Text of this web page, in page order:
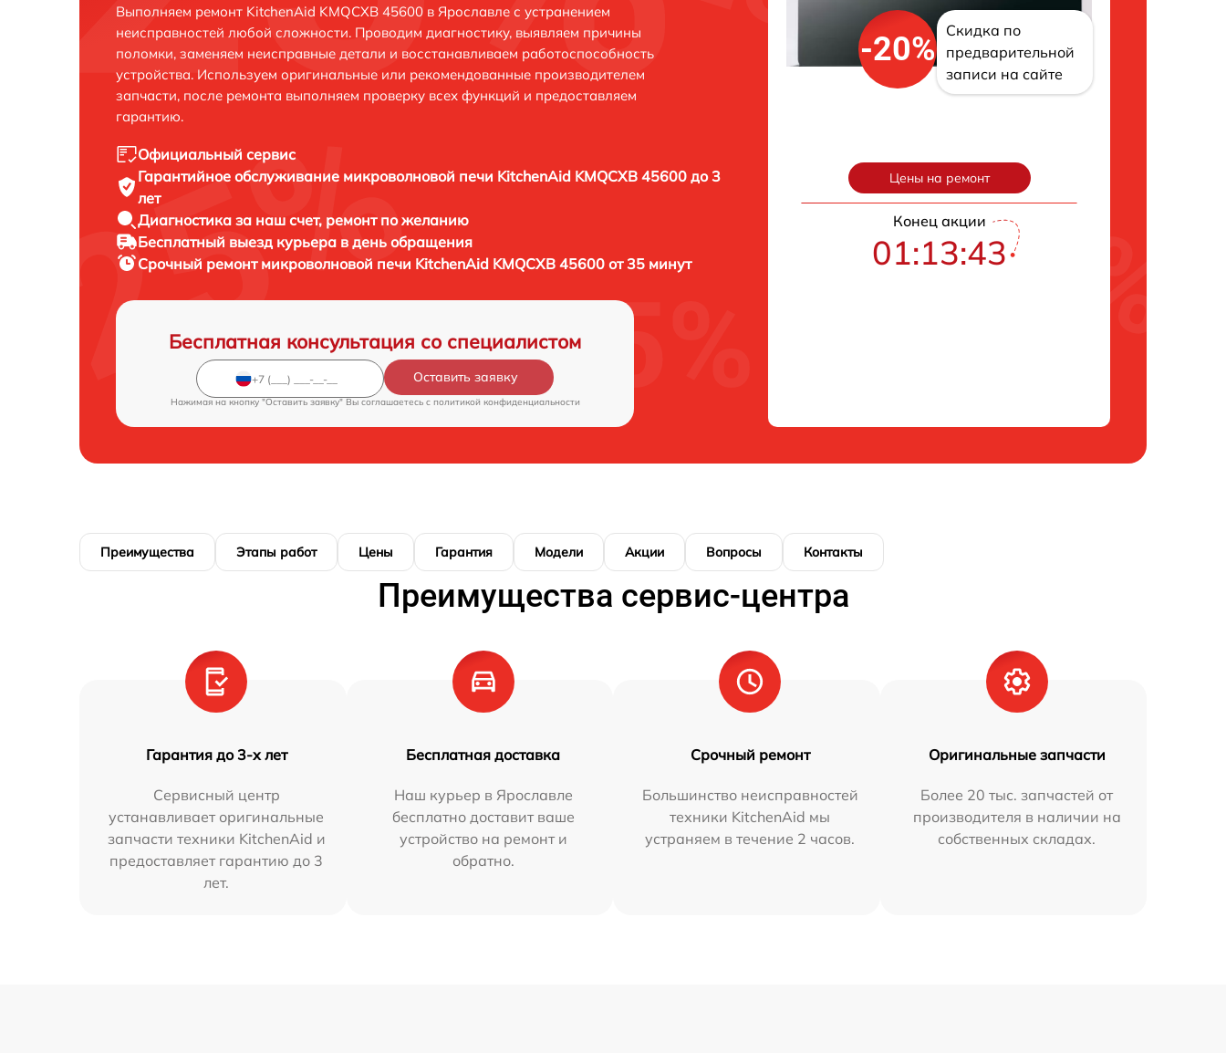
Выполняем ремонт KitchenAid KMQCXB 45600 в Ярославле с устранением
неисправностей любой сложности. Проводим диагностику, выявляем причины
поломки, заменяем неисправные детали и восстанавливаем работоспособность
устройства. Используем оригинальные или рекомендованные производителем
запчасти, после ремонта выполняем проверку всех функций и предоставляем
гарантию.
Официальный сервис
Гарантийное обслуживание микроволновой печи KitchenAid KMQCXB 45600 до 3
лет
Диагностика за наш счет, ремонт по желанию
Бесплатный выезд курьера в день обращения
Срочный ремонт микроволновой печи KitchenAid KMQCXB 45600 от 35 минут
Бесплатная консультация со специалистом
Оставить заявку
Нажимая на кнопку "Оставить заявку" Вы соглашаетесь c политикой конфиденциальности
-20%
Скидка по
предварительной
записи на сайте
Цены на ремонт
Конец акции
01:13:42
Преимущества Этапы работ Цены Гарантия Модели Акции Вопросы Контакты
Преимущества сервис-центра
Гарантия до 3-х лет
Сервисный центр
устанавливает оригинальные
запчасти техники KitchenAid и
предоставляет гарантию до 3
лет.
Бесплатная доставка
Наш курьер в Ярославле
бесплатно доставит ваше
устройство на ремонт и
обратно.
Срочный ремонт
Большинство неисправностей
техники KitchenAid мы
устраняем в течение 2 часов.
Оригинальные запчасти
Более 20 тыс. запчастей от
производителя в наличии на
собственных складах.